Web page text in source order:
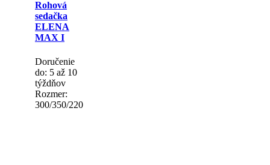
Cena 1
876.00 €
DPH